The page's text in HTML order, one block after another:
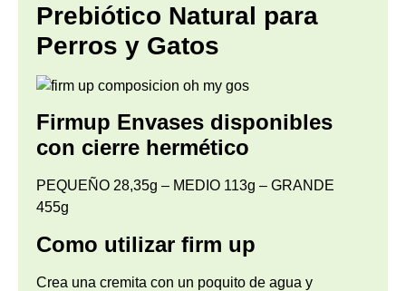
Prebiótico Natural para
Perros y Gatos
Firmup Envases disponibles
con cierre hermético
PEQUEÑO 28,35g – MEDIO 113g – GRANDE
455g
Como utilizar firm up
Crea una cremita con un poquito de agua y